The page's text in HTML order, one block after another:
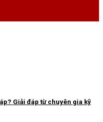
Giải đáp từ chuyên gia kỹ